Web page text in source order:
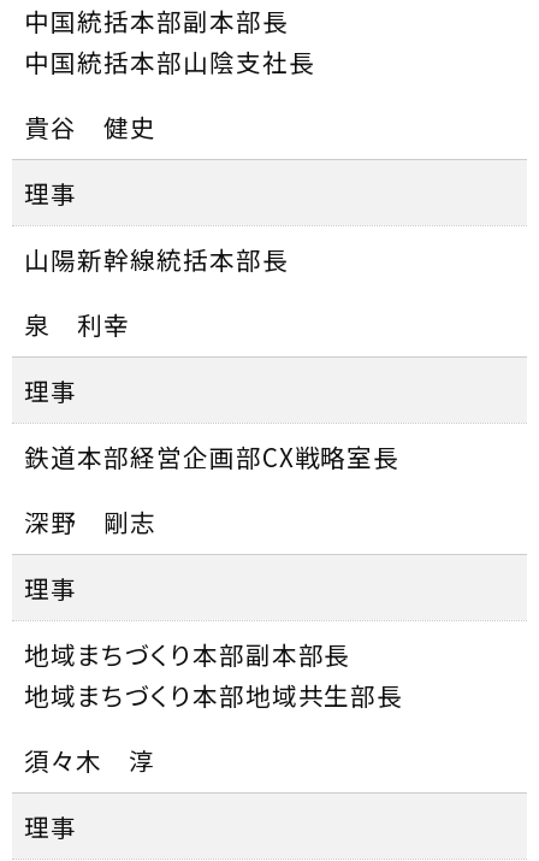
中国統括本部副本部長
中国統括本部山陰支社長
貴谷 健史
理事
山陽新幹線統括本部長
泉 利幸
理事
鉄道本部経営企画部CX戦略室長
深野 剛志
理事
地域まちづくり本部副本部長
地域まちづくり本部地域共生部長
須々木 淳
理事